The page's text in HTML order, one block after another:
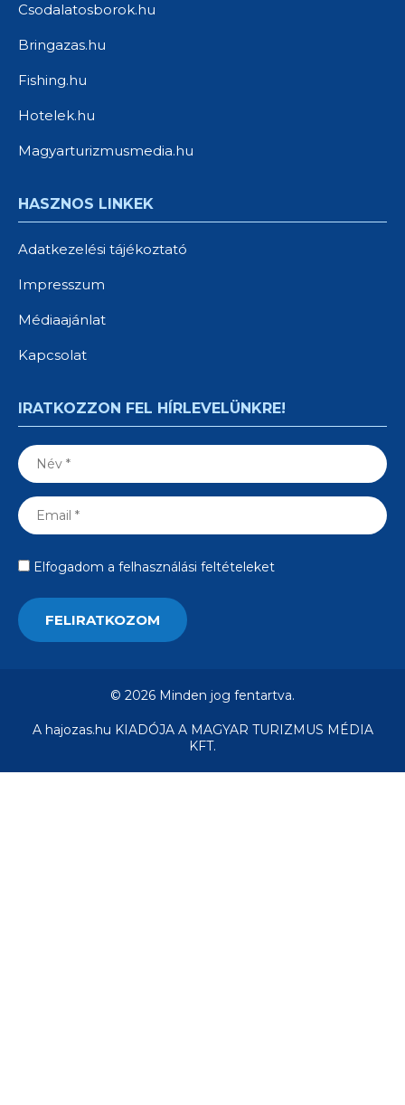
Csodalatosborok.hu
Bringazas.hu
Fishing.hu
Hotelek.hu
Magyarturizmusmedia.hu
HASZNOS LINKEK
Adatkezelési tájékoztató
Impresszum
Médiaajánlat
Kapcsolat
IRATKOZZON FEL HÍRLEVELÜNKRE!
Elfogadom a felhasználási feltételeket
© 2026 Minden jog fentartva.
A hajozas.hu KIADÓJA A MAGYAR TURIZMUS MÉDIA
KFT.